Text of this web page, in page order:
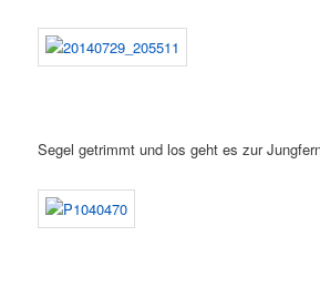
Segel getrimmt und los geht es zur